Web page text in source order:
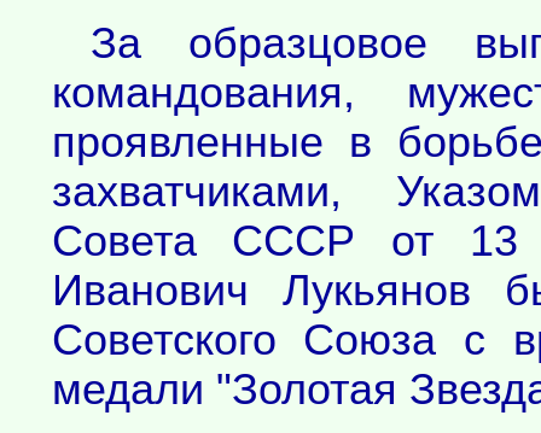
За образцовое
командования,
проявленные в
захватчиками,
Совета СССР от 13
Иванович Лукьянов
Советского Союза с
медали "Золотая